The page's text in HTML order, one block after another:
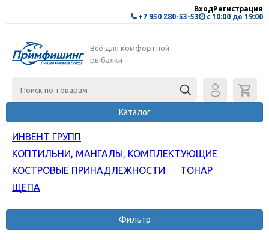
+7 950 280-53-53 с 10:00 до 19:00
ВходРегистрация
Всё для комфортной
рыбалки
Каталог
ИНВЕНТ ГРУПП
КОПТИЛЬНИ, МАНГАЛЫ, КОМПЛЕКТУЮЩИЕ
КОСТРОВЫЕ ПРИНАДЛЕЖНОСТИ
ТОНАР
ЩЕПА
Фильтр